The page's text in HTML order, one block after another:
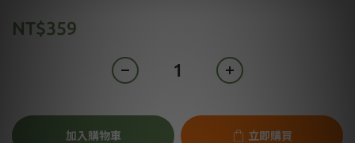
NT$359
加入購物車 立即購買